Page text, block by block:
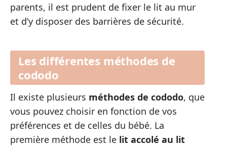
parents, il est prudent de fixer le lit au mur
et d’y disposer des barrières de sécurité.
Les différentes méthodes de
cododo
Il existe plusieurs méthodes de cododo, que
vous pouvez choisir en fonction de vos
préférences et de celles du bébé. La
première méthode est le lit accolé au lit